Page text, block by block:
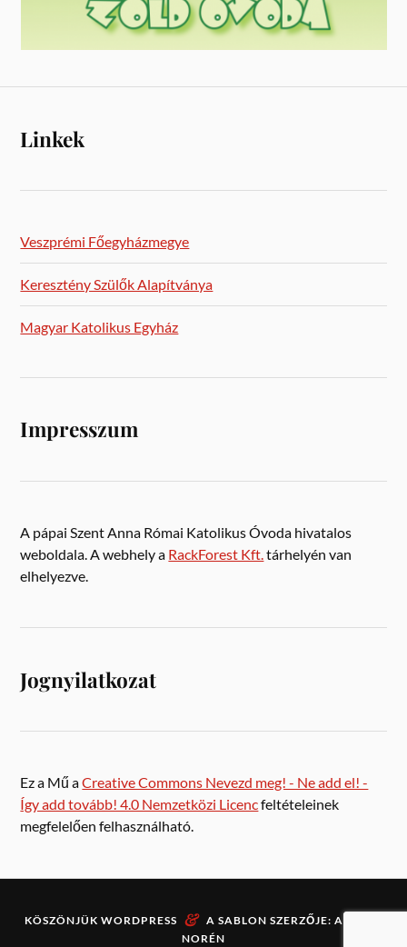
Linkek
Veszprémi Főegyházmegye
Keresztény Szülők Alapítványa
Magyar Katolikus Egyház
Impresszum
A pápai Szent Anna Római Katolikus Óvoda hivatalos
weboldala. A webhely a RackForest Kft.tárhelyén van
elhelyezve.
Jognyilatkozat
Ez a Mű aCreative Commons Nevezd meg! - Ne add el! -
Így add tovább! 4.0 Nemzetközi Licencfeltételeinek
megfelelően felhasználható.
KÖSZÖNJÜK WORDPRESS & A SABLON SZERZŐJE: ANDERS
NORÉN